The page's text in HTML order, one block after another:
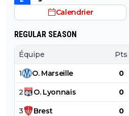
Calendrier
REGULAR SEASON
Équipe Pts
1 O. Marseille 0
2 O. Lyonnais 0
3 Brest 0